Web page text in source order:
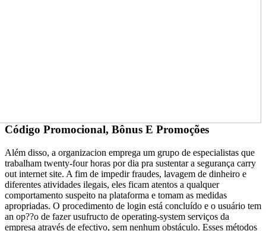
Código Promocional, Bônus E Promoções
Além disso, a organizacion emprega um grupo de especialistas que
trabalham twenty-four horas por dia pra sustentar a segurança carry
out internet site. A fim de impedir fraudes, lavagem de dinheiro e
diferentes atividades ilegais, eles ficam atentos a qualquer
comportamento suspeito na plataforma e tomam as medidas
apropriadas. O procedimento de login está concluído e o usuário tem
an op??o de fazer usufructo de operating-system serviços da
empresa através de efectivo, sem nenhum obstáculo. Esses métodos